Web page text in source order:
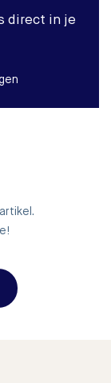
direct in je